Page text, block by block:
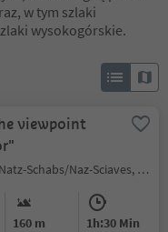
w tym szlaki
wysokogórskie.
viewpoint
Naz/Natz, Natz-Schabs/Naz-Sciaves, Brixen/Bressanone and environs
160 m 1h:30 Min